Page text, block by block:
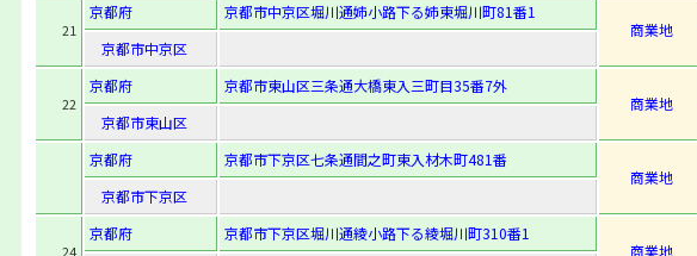
21
京都府
京都市中京区堀川通姉小路下る姉東堀川町81番1
商業地
京都市中京区
22
京都府
京都市東山区三条通大橋東入三町目35番7外
商業地
京都市東山区
京都府
京都市下京区七条通間之町東入材木町481番
商業地
京都市下京区
24
京都府
京都市下京区堀川通綾小路下る綾堀川町310番1
商業地